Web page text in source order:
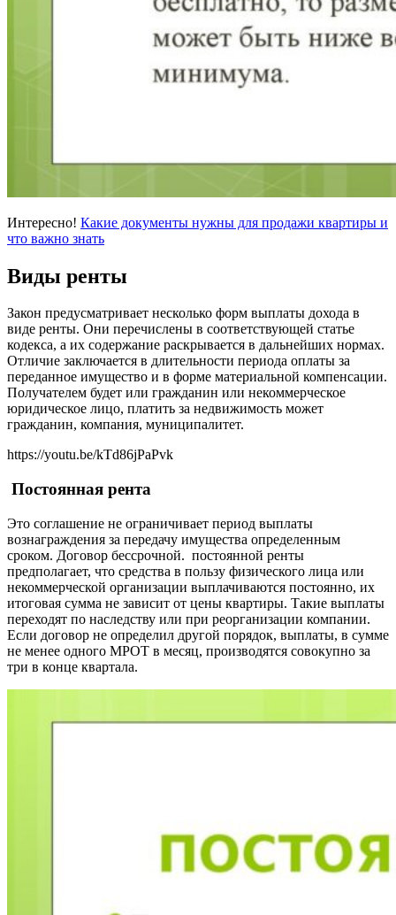
Интересно! Какие документы нужны для продажи квартиры и
что важно знать
Виды ренты
Закон предусматривает несколько форм выплаты дохода в
виде ренты. Они перечислены в соответствующей статье
кодекса, а их содержание раскрывается в дальнейших нормах.
Отличие заключается в длительности периода оплаты за
переданное имущество и в форме материальной компенсации.
Получателем будет или гражданин или некоммерческое
юридическое лицо, платить за недвижимость может
гражданин, компания, муниципалитет.
https://youtu.be/kTd86jPaPvk
Постоянная рента
Это соглашение не ограничивает период выплаты
вознаграждения за передачу имущества определенным
сроком. Договор бессрочной. постоянной ренты
предполагает, что средства в пользу физического лица или
некоммерческой организации выплачиваются постоянно, их
итоговая сумма не зависит от цены квартиры. Такие выплаты
переходят по наследству или при реорганизации компании.
Если договор не определил другой порядок, выплаты, в сумме
не менее одного МРОТ в месяц, производятся совокупно за
три в конце квартала.